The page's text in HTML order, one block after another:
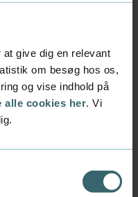
give dig en relevant
om besøg hos os,
og vise indhold på
alle cookies her. Vi
vejledere og
hvor vi gør
for en